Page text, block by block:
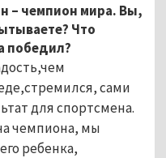
– чемпион мира. Вы,
Что
победил?
сами
для спортсмена.
чемпиона, мы
ребенка,